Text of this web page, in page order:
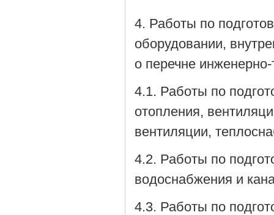
4. Работы по
оборудовании,
о перечне
4.1. Работы по
отопления,
вентиляции,
4.2. Работы по
водоснабжения и
4.3. Работы по